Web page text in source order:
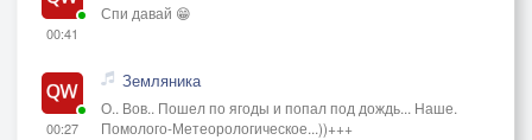
00:41
Спи давай 😁
00:27
Земляника
О.. Вов.. Пошел по ягоды и попал под дождь... Наше.
Помолого-Метеорологическое...))+++